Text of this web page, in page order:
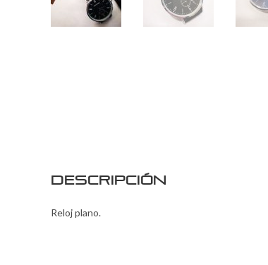
Descripción
Reloj plano.